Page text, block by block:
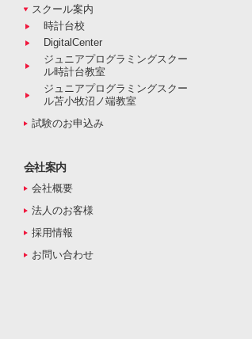
スクール案内
時計台校
DigitalCenter
ジュニアプログラミングスクー
ル時計台教室
ジュニアプログラミングスクー
ル苫小牧沼ノ端教室
試験のお申込み
会社案内
会社概要
法人のお客様
採用情報
お問い合わせ